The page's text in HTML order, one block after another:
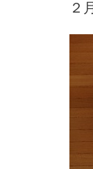
２